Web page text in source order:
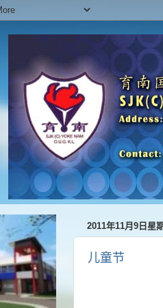
2011年11月9日星
儿童节